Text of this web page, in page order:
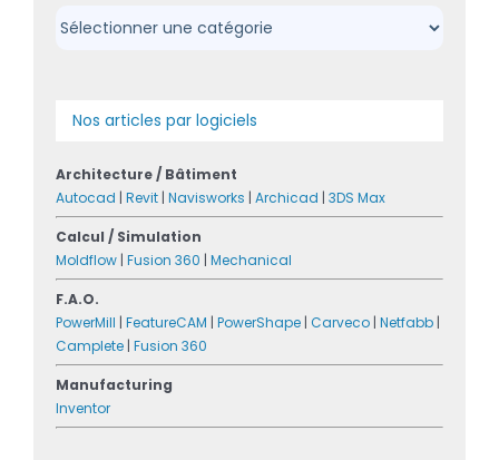
Catégories
Nos articles par logiciels
Architecture / Bâtiment
Autocad | Revit | Navisworks | Archicad | 3DS Max
Calcul / Simulation
Moldflow | Fusion 360 | Mechanical
F.A.O.
PowerMill | FeatureCAM | PowerShape | Carveco | Netfabb |
Camplete | Fusion 360
Manufacturing
Inventor